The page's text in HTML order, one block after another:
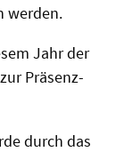
werden.
Jahr der
Präsenz-
durch das